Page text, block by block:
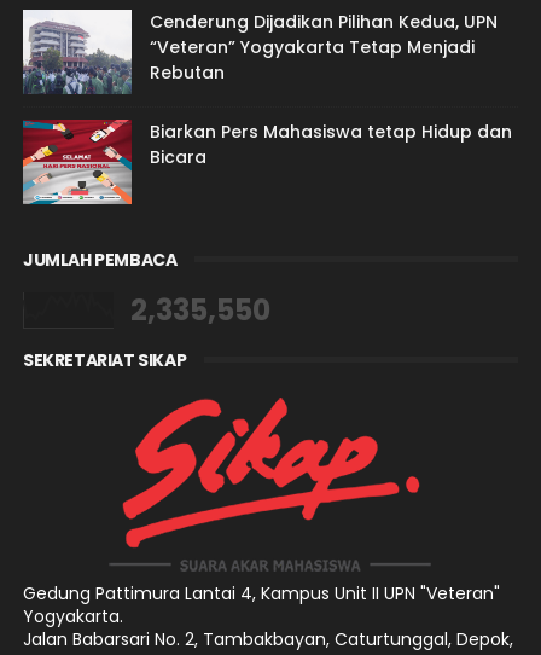
Cenderung Dijadikan Pilihan Kedua, UPN
“Veteran” Yogyakarta Tetap Menjadi
Rebutan
Biarkan Pers Mahasiswa tetap Hidup dan
Bicara
JUMLAH PEMBACA
2,335,550
SEKRETARIAT SIKAP
Gedung Pattimura Lantai 4, Kampus Unit II UPN "Veteran"
Yogyakarta.
Jalan Babarsari No. 2, Tambakbayan, Caturtunggal, Depok,